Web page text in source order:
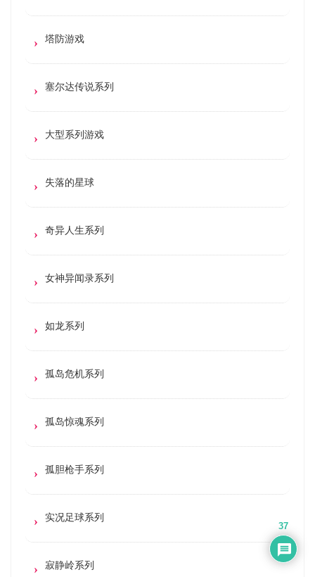
塔防游戏
塞尔达传说系列
大型系列游戏
失落的星球
奇异人生系列
女神异闻录系列
如龙系列
孤岛危机系列
孤岛惊魂系列
孤胆枪手系列
实况足球系列
寂静岭系列
37